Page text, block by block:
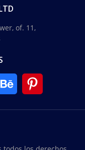
of. 11,